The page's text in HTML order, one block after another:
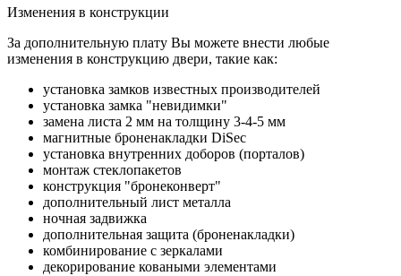
Изменения в конструкции
За дополнительную плату Вы можете внести любые
изменения в конструкцию двери, такие как:
установка замков известных производителей
установка замка "невидимки"
замена листа 2 мм на толщину 3-4-5 мм
магнитные броненакладки DiSec
установка внутренних доборов (порталов)
монтаж стеклопакетов
конструкция "бронеконверт"
дополнительный лист металла
ночная задвижка
дополнительная защита (броненакладки)
комбинирование с зеркалами
декорирование коваными элементами